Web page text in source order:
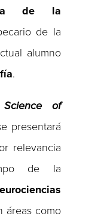
de la
de la
alumno
.
of
presentará
relevancia
de la
áreas como